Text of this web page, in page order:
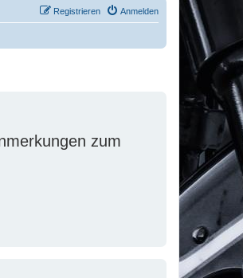
Anmelden
Registrieren
zum